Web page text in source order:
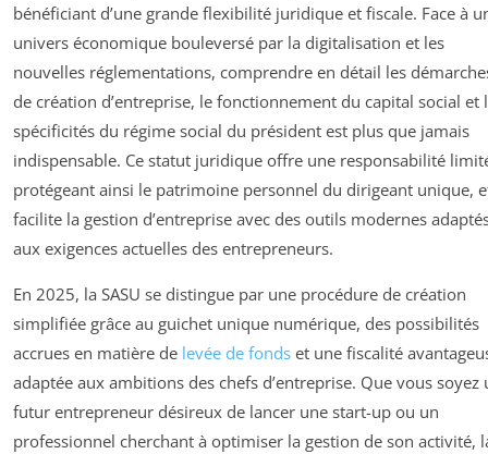
bénéficiant d’une grande flexibilité juridique et fiscale. Face à
univers économique bouleversé par la digitalisation et les
nouvelles réglementations, comprendre en détail les
de création d’entreprise, le fonctionnement du capital social et
spécificités du régime social du président est plus que jamais
indispensable. Ce statut juridique offre une responsabilité
protégeant ainsi le patrimoine personnel du dirigeant unique,
facilite la gestion d’entreprise avec des outils modernes
aux exigences actuelles des entrepreneurs.
En 2025, la SASU se distingue par une procédure de création
simplifiée grâce au guichet unique numérique, des possibilités
accrues en matière de levée de fonds et une fiscalité
adaptée aux ambitions des chefs d’entreprise. Que vous soyez
futur entrepreneur désireux de lancer une start-up ou un
professionnel cherchant à optimiser la gestion de son activité,